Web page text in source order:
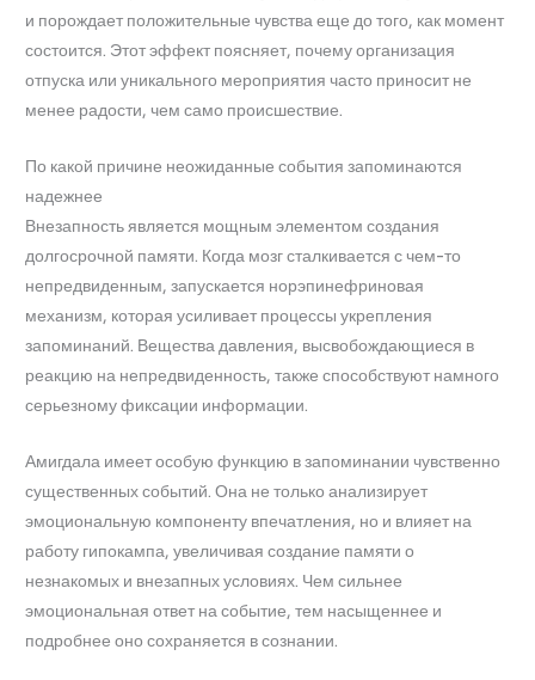
и порождает положительные чувства еще до того, как момент
состоится. Этот эффект поясняет, почему организация
отпуска или уникального мероприятия часто приносит не
менее радости, чем само происшествие.
По какой причине неожиданные события запоминаются
надежнее
Внезапность является мощным элементом создания
долгосрочной памяти. Когда мозг сталкивается с чем-то
непредвиденным, запускается норэпинефриновая
механизм, которая усиливает процессы укрепления
запоминаний. Вещества давления, высвобождающиеся в
реакцию на непредвиденность, также способствуют намного
серьезному фиксации информации.
Амигдала имеет особую функцию в запоминании чувственно
существенных событий. Она не только анализирует
эмоциональную компоненту впечатления, но и влияет на
работу гипокампа, увеличивая создание памяти о
незнакомых и внезапных условиях. Чем сильнее
эмоциональная ответ на событие, тем насыщеннее и
подробнее оно сохраняется в сознании.